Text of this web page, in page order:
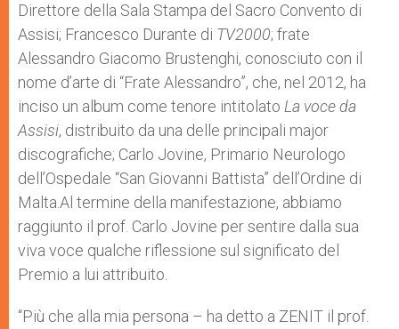
Direttore della Sala Stampa del Sacro Convento di
Assisi; Francesco Durante di TV2000; frate
Alessandro Giacomo Brustenghi, conosciuto con il
nome d’arte di “Frate Alessandro”, che, nel 2012, ha
inciso un album come tenore intitolato La voce da
Assisi, distribuito da una delle principali major
discografiche; Carlo Jovine, Primario Neurologo
dell’Ospedale “San Giovanni Battista” dell’Ordine di
Malta.Al termine della manifestazione, abbiamo
raggiunto il prof. Carlo Jovine per sentire dalla sua
viva voce qualche riflessione sul significato del
Premio a lui attribuito.
“Più che alla mia persona – ha detto a ZENIT il prof.